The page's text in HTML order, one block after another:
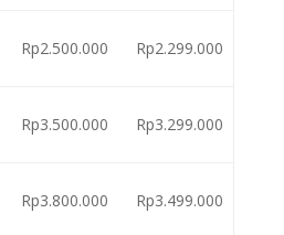
Rp2.500.000 Rp2.299.000
Rp3.500.000 Rp3.299.000
Rp3.800.000 Rp3.499.000